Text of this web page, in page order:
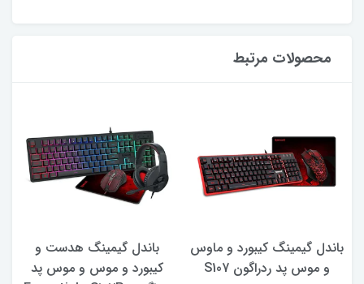
محصولات مرتبط
باندل گیمینگ کیبورد و ماوس
و موس پد ردراگون S107
باندل گیمینگ هدست و
کیبورد و موس و موس پد